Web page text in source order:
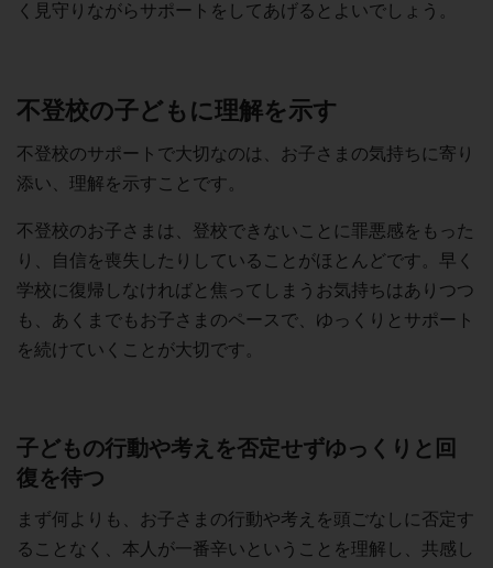
く見守りながらサポートをしてあげるとよいでしょう。
不登校の子どもに理解を示す
不登校のサポートで大切なのは、お子さまの気持ちに寄り
添い、理解を示すことです。
不登校のお子さまは、登校できないことに罪悪感をもった
り、自信を喪失したりしていることがほとんどです。早く
学校に復帰しなければと焦ってしまうお気持ちはありつつ
も、あくまでもお子さまのペースで、ゆっくりとサポート
を続けていくことが大切です。
子どもの行動や考えを否定せずゆっくりと回
復を待つ
まず何よりも、お子さまの行動や考えを頭ごなしに否定す
ることなく、本人が一番辛いということを理解し、共感し